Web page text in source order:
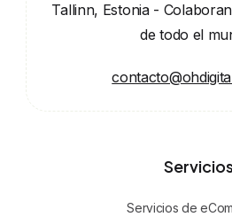
Tallinn, Estonia -
de todo el
Servicios
Servicios de